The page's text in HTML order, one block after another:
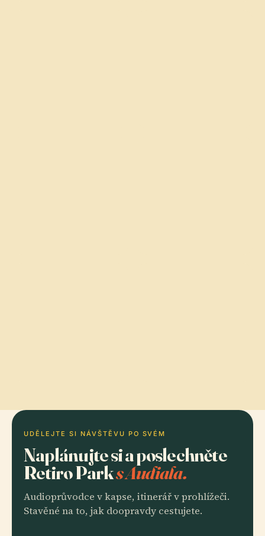
UDĚLEJTE SI NÁVŠTĚVU PO SVÉM
Naplánujte si a poslechněte
Retiro Parks Audiala.
Audioprůvodce v kapse, itinerář v prohlížeči.
Stavěné na to, jak doopravdy cestujete.